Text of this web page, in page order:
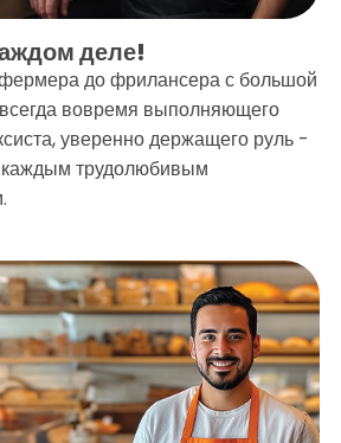
деле!
до фрилансера с большой
вовремя выполняющего
уверенно держащего руль -
трудолюбивым